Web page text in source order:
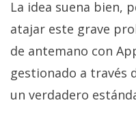
La idea suena bien,
atajar este grave
de antemano con
gestionado a través
un verdadero